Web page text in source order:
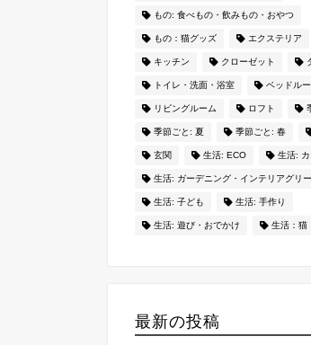
もの: 食べもの・飲みもの・おやつ
もの：猫グッズ エクステリア
キッチン クローゼット
トイレ・洗面・浴室 ベッドル
リビングルーム ロフト
季節ごと: 夏 季節ごと: 春
玄関 生活: ECO 生活:
生活: ガーデニング・インテリアグリ
生活: 子ども 生活: 手作り
生活: 遊び・おでかけ 生活：猫
最新の投稿